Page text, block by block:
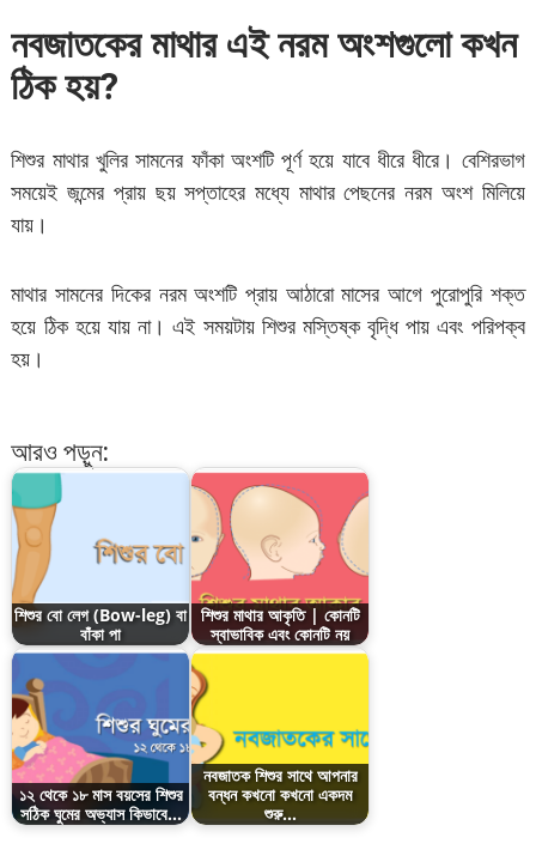
নবজাতকের মাথার এই নরম অংশগুলো কখন
ঠিক হয়?
শিশুর মাথার খুলির সামনের ফাঁকা অংশটি পূর্ণ হয়ে যাবে ধীরে ধীরে। বেশিরভাগ
সময়েই জন্মের প্রায় ছয় সপ্তাহের মধ্যে মাথার পেছনের নরম অংশ মিলিয়ে
যায়।
মাথার সামনের দিকের নরম অংশটি প্রায় আঠারো মাসের আগে পুরোপুরি শক্ত
হয়ে ঠিক হয়ে যায় না। এই সময়টায় শিশুর মস্তিষ্ক বৃদ্ধি পায় এবং পরিপক্ব
হয়।
আরও পড়ুন:
শিশুর বো লেগ (Bow-leg) বা
বাঁকা পা
শিশুর মাথার আকৃতি | কোনটি
স্বাভাবিক এবং কোনটি নয়
১২ থেকে ১৮ মাস বয়সের শিশুর
সঠিক ঘুমের অভ্যাস কিভাবে…
নবজাতক শিশুর সাথে আপনার
বন্ধন কখনো কখনো একদম
শুরু…